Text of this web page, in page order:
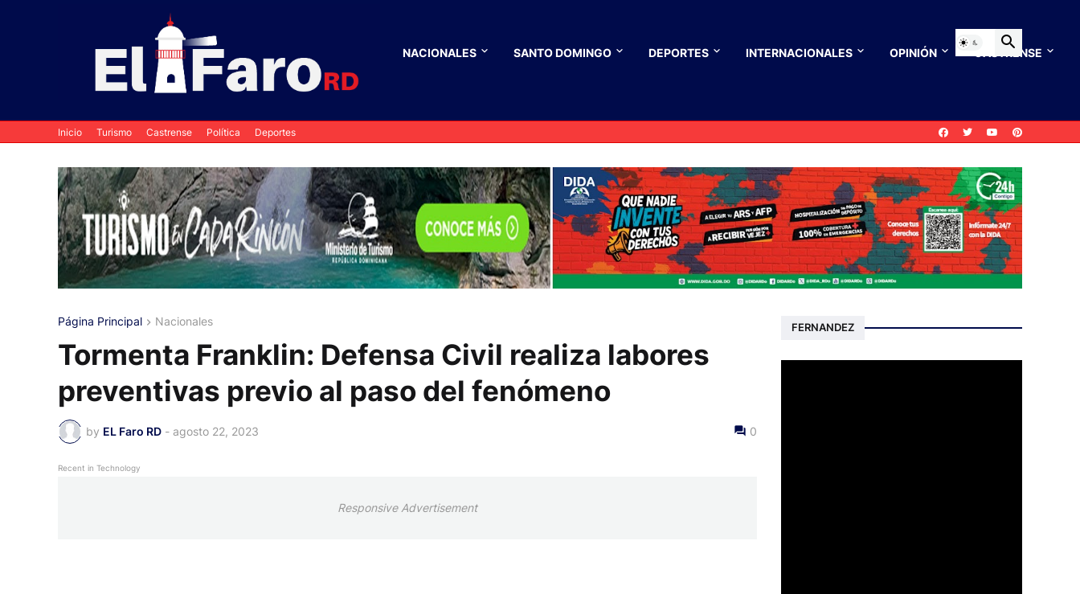
NACIONALES SANTO DOMINGO DEPORTES INTERNACIONALES OPINIÓN CASTRENSE
Inicio Turismo Castrense Política Deportes
Página Principal Nacionales
Tormenta Franklin: Defensa Civil realiza labores
preventivas previo al paso del fenómeno
by EL Faro RD - agosto 22, 2023 0
Recent in Technology
Responsive Advertisement
FERNANDEZ